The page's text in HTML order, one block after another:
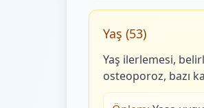
Yaş (53)
Yaş ilerlemesi,
osteoporoz, bazı